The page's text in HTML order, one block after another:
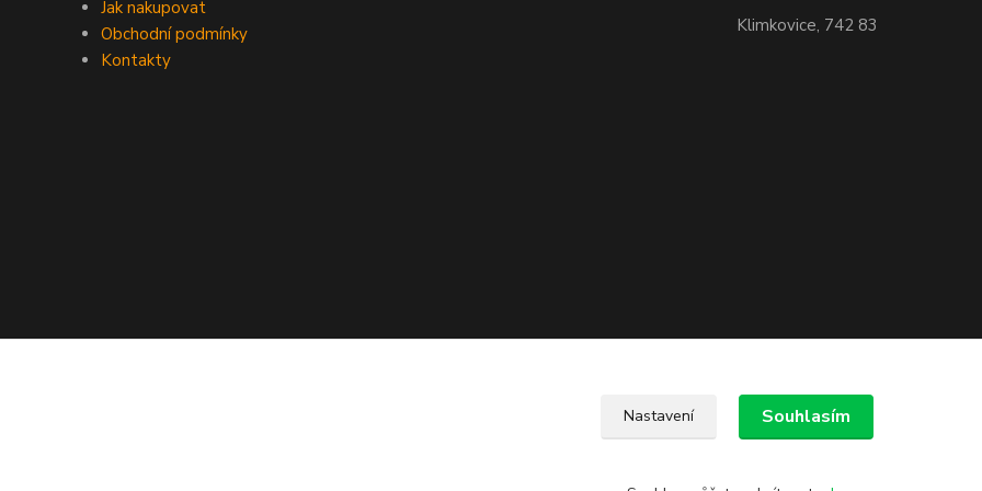
Jak nakupovat
Obchodní podmínky
Kontakty
Klimkovice, 742 83
Nastavení Souhlasím